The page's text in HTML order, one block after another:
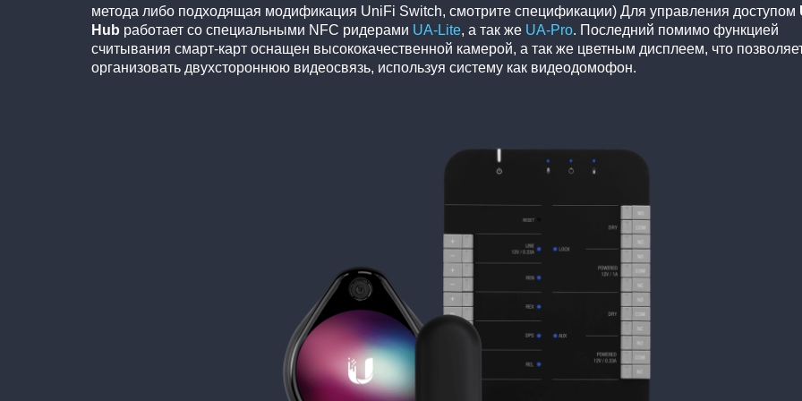
метода либо подходящая модификация UniFi Switch, смотрите спецификации) Для управления доступом
Hub работает со специальными NFC ридерами UA-Lite, а так же UA-Pro. Последний помимо функцией
считывания смарт-карт оснащен высококачественной камерой, а так же цветным дисплеем, что
организовать двухстороннюю видеосвязь, используя систему как видеодомофон.